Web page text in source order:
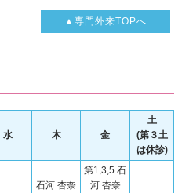
▲専門外来TOPへ
水 木 金
土
(第３土
は休診)
石河 杏奈
第1,3,5 石
河 杏奈